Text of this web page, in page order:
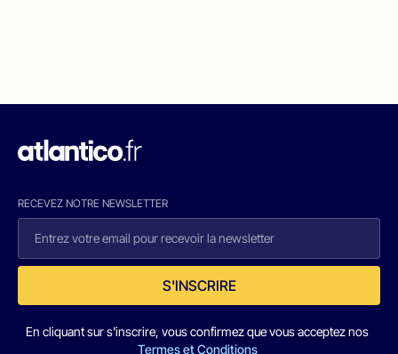
RECEVEZ NOTRE NEWSLETTER
S'INSCRIRE
En cliquant sur s'inscrire, vous confirmez que vous acceptez nos
Termes et Conditions